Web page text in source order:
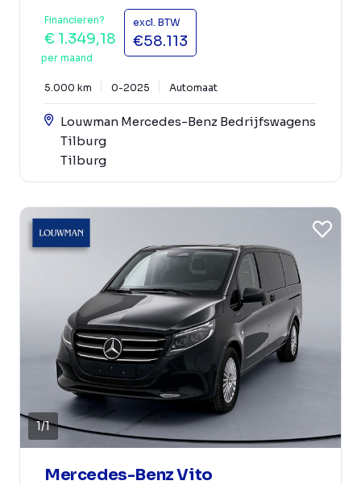
Financieren?
€ 1.349,18
per maand
excl. BTW
€58.113
5.000 km 0-2025 Automaat
Louwman Mercedes-Benz Bedrijfswagens
Tilburg
Tilburg
1/1
Mercedes-Benz Vito